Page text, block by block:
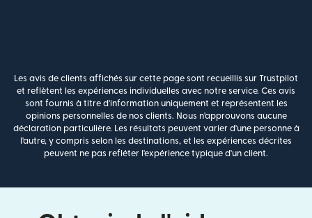
Les avis de clients affichés sur cette page sont recueillis sur Trustpilot
et reflètent les expériences individuelles avec notre service. Ces avis
sont fournis à titre d'information uniquement et représentent les
opinions personnelles de nos clients. Nous n'approuvons aucune
déclaration particulière. Les résultats peuvent varier d'une personne à
l'autre, y compris selon les destinations, et les expériences décrites
peuvent ne pas refléter l'expérience typique d'un client.